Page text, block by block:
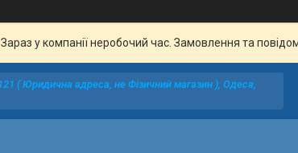
Зараз у компанії неробочий час. Замовлення та
( Юридична адреса, не Фізичний магазин ), Одеса,